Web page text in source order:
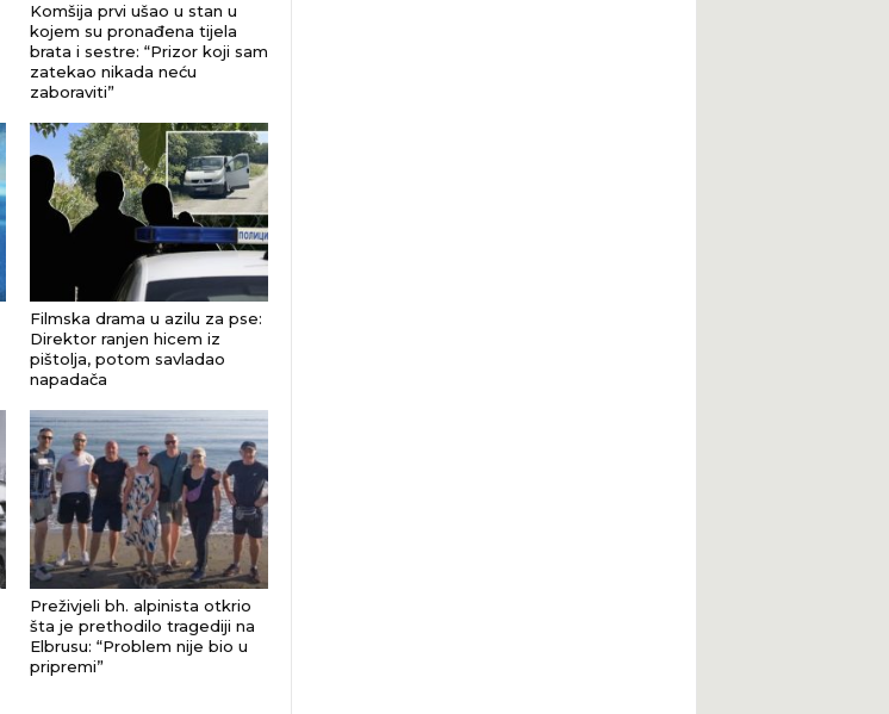
Komšija prvi ušao u stan u
kojem su pronađena tijela
brata i sestre: “Prizor koji sam
zatekao nikada neću
zaboraviti”
Filmska drama u azilu za pse:
Direktor ranjen hicem iz
pištolja, potom savladao
napadača
Preživjeli bh. alpinista otkrio
šta je prethodilo tragediji na
Elbrusu: “Problem nije bio u
pripremi”